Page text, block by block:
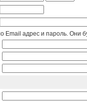
Email адрес и пароль. Они